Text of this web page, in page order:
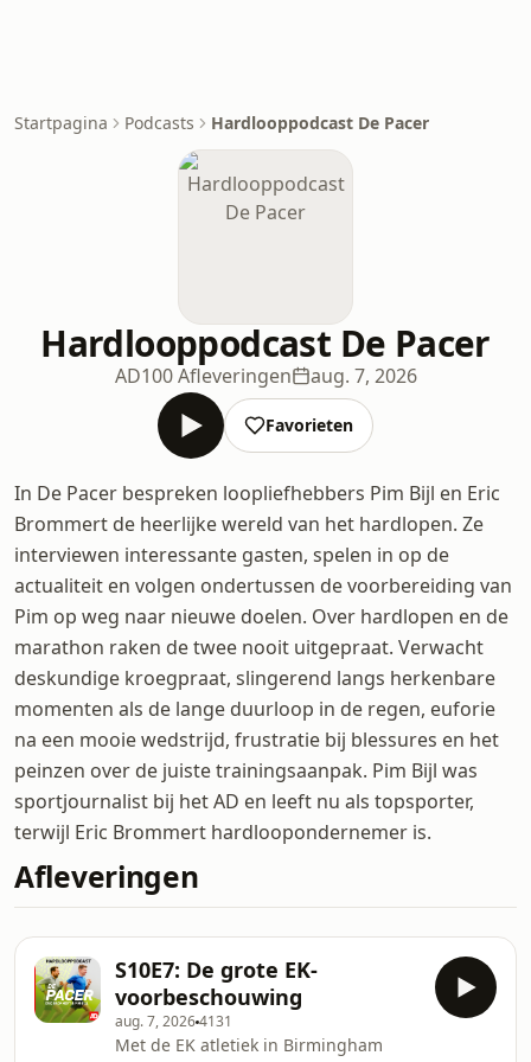
Startpagina Podcasts Hardlooppodcast De Pacer
Hardlooppodcast De Pacer
AD100 Afleveringen aug. 7, 2026
Favorieten
In De Pacer bespreken loopliefhebbers Pim Bijl en Eric
Brommert de heerlijke wereld van het hardlopen. Ze
interviewen interessante gasten, spelen in op de
actualiteit en volgen ondertussen de voorbereiding van
Pim op weg naar nieuwe doelen. Over hardlopen en de
marathon raken de twee nooit uitgepraat. Verwacht
deskundige kroegpraat, slingerend langs herkenbare
momenten als de lange duurloop in de regen, euforie
na een mooie wedstrijd, frustratie bij blessures en het
peinzen over de juiste trainingsaanpak. Pim Bijl was
sportjournalist bij het AD en leeft nu als topsporter,
terwijl Eric Brommert hardloopondernemer is.
Afleveringen
S10E7: De grote EK-
voorbeschouwing
aug. 7, 20264131
Met de EK atletiek in Birmingham